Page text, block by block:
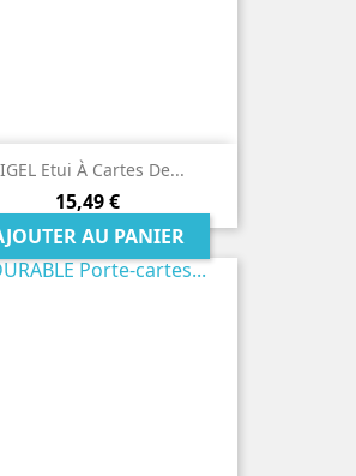
Etui À Cartes De...
Prix
15,49 €
AU PANIER